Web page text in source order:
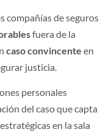
compañías de seguros
fuera de la
caso convincente en
justicia.
personales
del caso que capta
en la sala